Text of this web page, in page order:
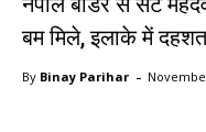
बम मिले, इलाके में दहशत
By Binay Parihar -